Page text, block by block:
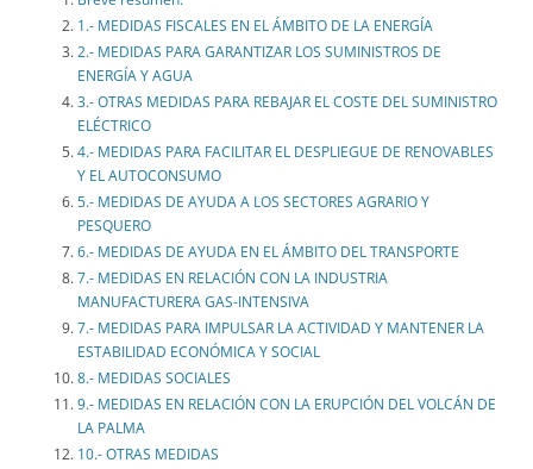
1.- MEDIDAS FISCALES EN EL ÁMBITO DE LA ENERGÍA
2.- MEDIDAS PARA GARANTIZAR LOS SUMINISTROS DE
ENERGÍA Y AGUA
3.- OTRAS MEDIDAS PARA REBAJAR EL COSTE DEL SUMINISTRO
ELÉCTRICO
4.- MEDIDAS PARA FACILITAR EL DESPLIEGUE DE RENOVABLES
Y EL AUTOCONSUMO
5.- MEDIDAS DE AYUDA A LOS SECTORES AGRARIO Y
PESQUERO
6.- MEDIDAS DE AYUDA EN EL ÁMBITO DEL TRANSPORTE
7.- MEDIDAS EN RELACIÓN CON LA INDUSTRIA
MANUFACTURERA GAS-INTENSIVA
7.- MEDIDAS PARA IMPULSAR LA ACTIVIDAD Y MANTENER LA
ESTABILIDAD ECONÓMICA Y SOCIAL
8.- MEDIDAS SOCIALES
9.- MEDIDAS EN RELACIÓN CON LA ERUPCIÓN DEL VOLCÁN DE
LA PALMA
10.- OTRAS MEDIDAS